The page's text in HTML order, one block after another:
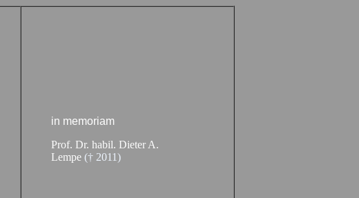
in memoriam
Prof. Dr. habil. Dieter A.
Lempe († 2011)